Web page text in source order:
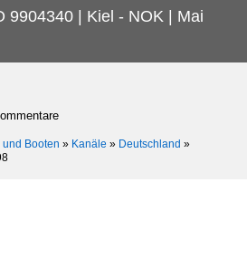
9904340 | Kiel - NOK | Mai
Booten » Kanäle » Deutschland »